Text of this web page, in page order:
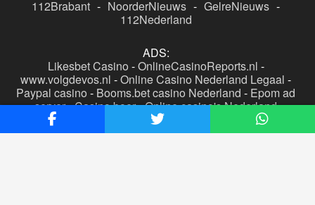
112Brabant - NoorderNieuws - GelreNieuws -
112Nederland
ADS:
Likesbet Casino -OnlineCasinoReports.nl -
www.volgdevos.nl -Online Casino Nederland Legaal -
Paypal casino - Booms.bet casino Nederland - Epom ad
server-Casino boer-Online casino's Nederland